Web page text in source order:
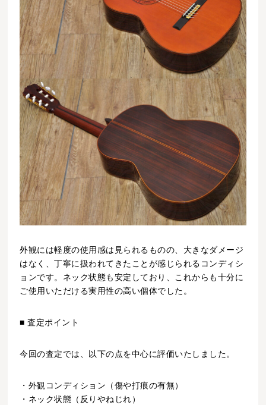
外観には軽度の使用感は見られるものの、大きなダメージ
はなく、丁寧に扱われてきたことが感じられるコンディシ
ョンです。ネック状態も安定しており、これからも十分に
ご使用いただける実用性の高い個体でした。
■ 査定ポイント
今回の査定では、以下の点を中心に評価いたしました。
・外観コンディション（傷や打痕の有無）
・ネック状態（反りやねじれ）